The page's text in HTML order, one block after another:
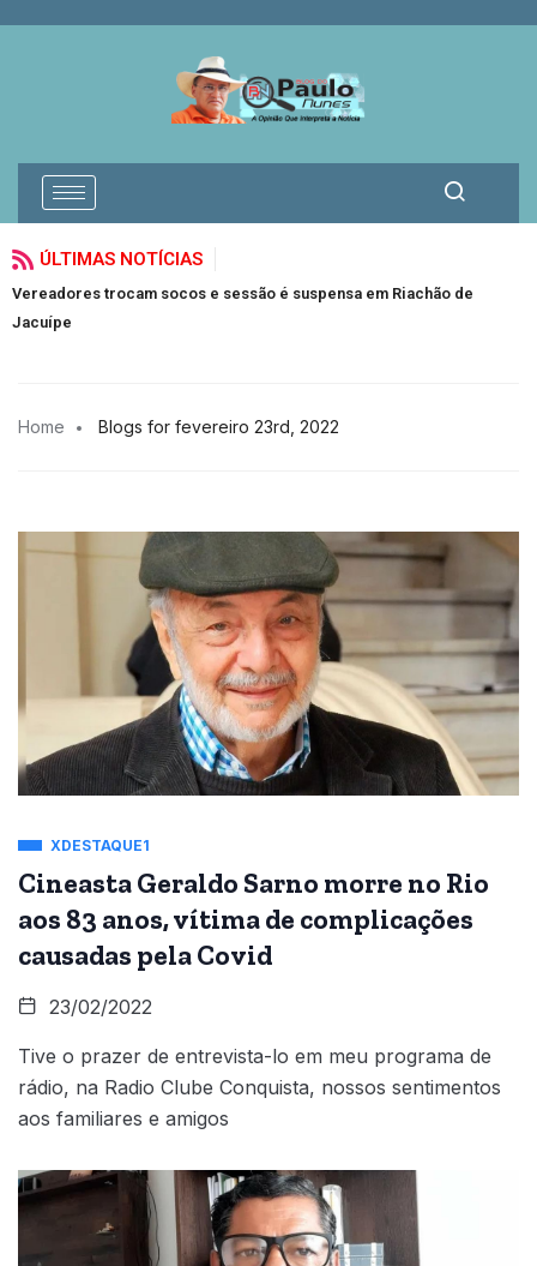
ÚLTIMAS NOTÍCIAS
de
Glória eterna a Lejeune Mirhan!
Home Blogs for fevereiro 23rd, 2022
XDESTAQUE1
Cineasta Geraldo Sarno morre no Rio
aos 83 anos, vítima de complicações
causadas pela Covid
23/02/2022
Tive o prazer de entrevista-lo em meu programa de
rádio, na Radio Clube Conquista, nossos sentimentos
aos familiares e amigos